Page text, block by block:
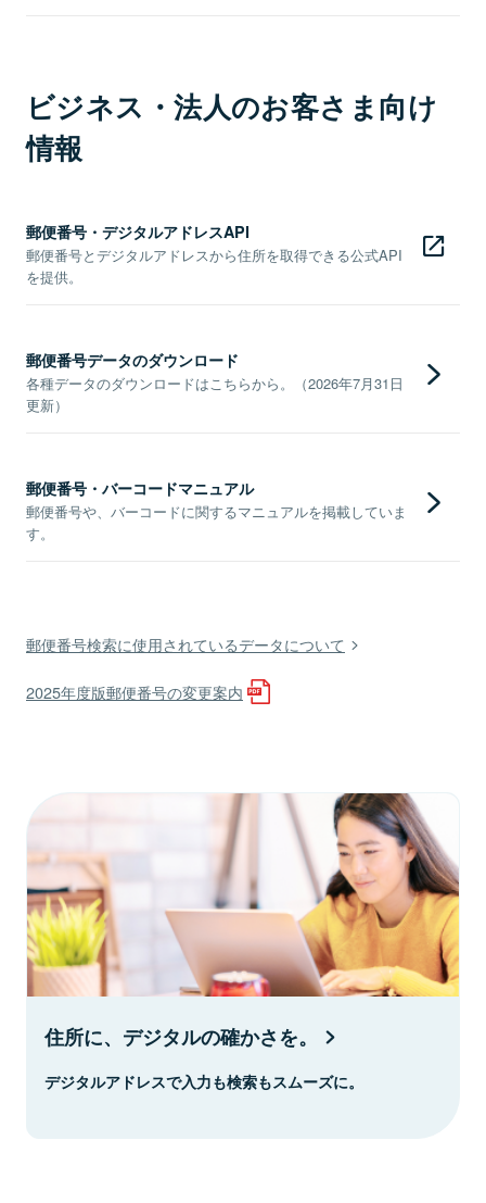
ビジネス・法人のお客さま向け
情報
郵便番号・デジタルアドレスAPI
郵便番号とデジタルアドレスから住所を取得できる公式API
を提供。
郵便番号データのダウンロード
各種データのダウンロードはこちらから。（2026年7月31日
更新）
郵便番号・バーコードマニュアル
郵便番号や、バーコードに関するマニュアルを掲載していま
す。
郵便番号検索に使用されているデータについて
2025年度版郵便番号の変更案内
住所に、デジタルの確かさを。
デジタルアドレスで入力も検索もスムーズに。